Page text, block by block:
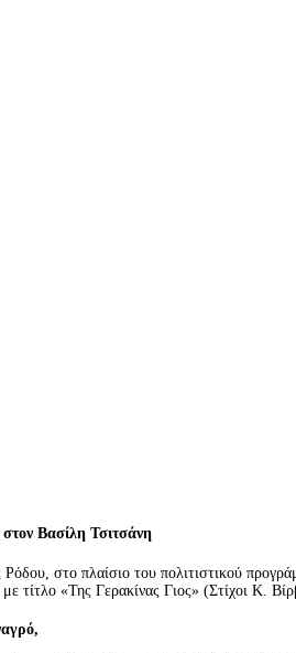
Βασίλη Τσιτσάνη
στο πλαίσιο του πολιτιστικού
τίτλο «Της Γερακίνας Γιος» (Στίχοι Κ.